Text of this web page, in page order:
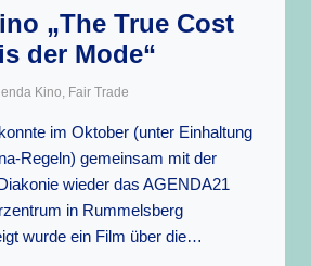
„The True Cost
der Mode“
Kino, Fair Trade
im Oktober (unter Einhaltung
Regeln) gemeinsam mit der
wieder das AGENDA21
in Rummelsberg
wurde ein Film über die…